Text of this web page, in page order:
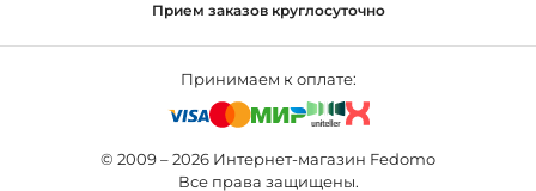
Прием заказов круглосуточно
Принимаем к оплате:
© 2009 – 2026 Интернет-магазин Fedomo
Все права защищены.